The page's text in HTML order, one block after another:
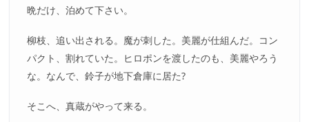
晩だけ、泊めて下さい。
柳枝、追い出される。魔が刺した。美麗が仕組んだ。コン
パクト、割れていた。ヒロポンを渡したのも、美麗やろう
な。なんで、鈴子が地下倉庫に居た?
そこへ、真蔵がやって来る。